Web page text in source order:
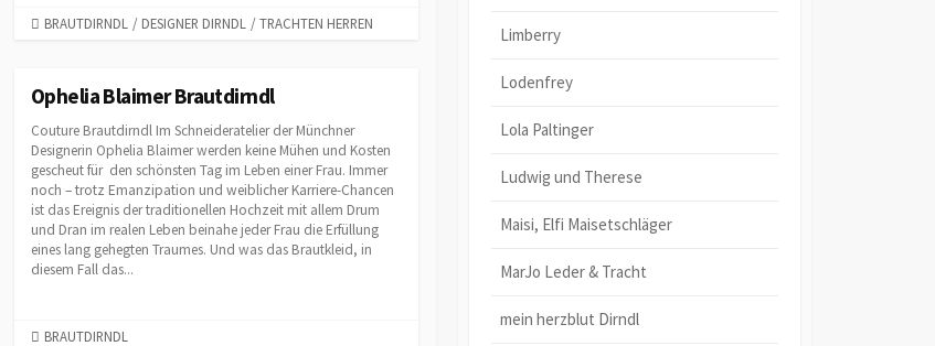
C
E
G
O
R
I
E
BRAUTDIRNDL / DESIGNER DIRNDL / TRACHTEN HERREN
Ophelia Blaimer Brautdirndl
Couture Brautdirndl Im Schneideratelier der Münchner
Designerin Ophelia Blaimer werden keine Mühen und Kosten
gescheut für den schönsten Tag im Leben einer Frau. Immer
noch – trotz Emanzipation und weiblicher Karriere-Chancen
ist das Ereignis der traditionellen Hochzeit mit allem Drum
und Dran im realen Leben beinahe jeder Frau die Erfüllung
eines lang gehegten Traumes. Und was das Brautkleid, in
diesem Fall das...
CBRAUTDIRNDL
Limberry
Lodenfrey
Lola Paltinger
Ludwig und Therese
Maisi, Elfi Maisetschläger
MarJo Leder & Tracht
mein herzblut Dirndl